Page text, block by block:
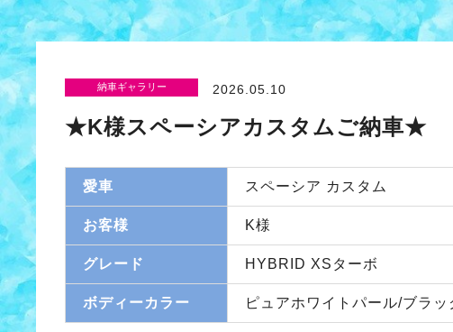
納車ギャラリー 2026.05.10
★K様スペーシアカスタムご納車★
愛車 スペーシア カスタム
お客様 K様
グレード HYBRID XSターボ
ボディーカラー ピュアホワイトパール/ブラッ